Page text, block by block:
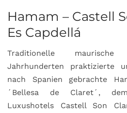
Hamam – Castell
Es Capdellá
Traditionelle
Jahrhunderten praktizierte
nach Spanien gebrachte
´Bellesa de Claret´,
Luxushotels Castell Son